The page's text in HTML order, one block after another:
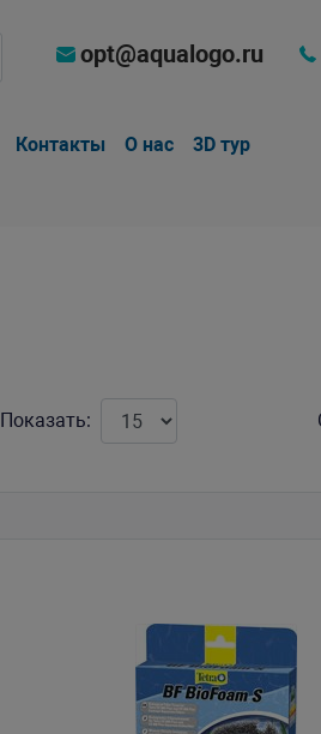
opt@aqualogo.ru
Контакты О нас 3D тур
Показать: